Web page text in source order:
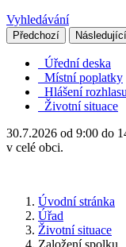
Vyhledávání
Předchozí Následující
Úřední deska
Místní poplatky
Hlášení rozhlasu
Životní situace
30.7.2026 od 9:00 do
v celé obci.
Úvodní stránka
Úřad
Životní situace
Založení spolku